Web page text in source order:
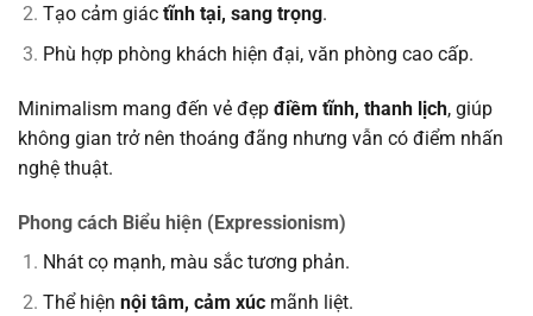
Tạo cảm giác tĩnh tại, sang trọng.
Phù hợp phòng khách hiện đại, văn phòng cao cấp.
Minimalism mang đến vẻ đẹp điềm tĩnh, thanh lịch, giúp
không gian trở nên thoáng đãng nhưng vẫn có điểm nhấn
nghệ thuật.
Phong cách Biểu hiện (Expressionism)
Nhát cọ mạnh, màu sắc tương phản.
Thể hiện nội tâm, cảm xúcmãnh liệt.